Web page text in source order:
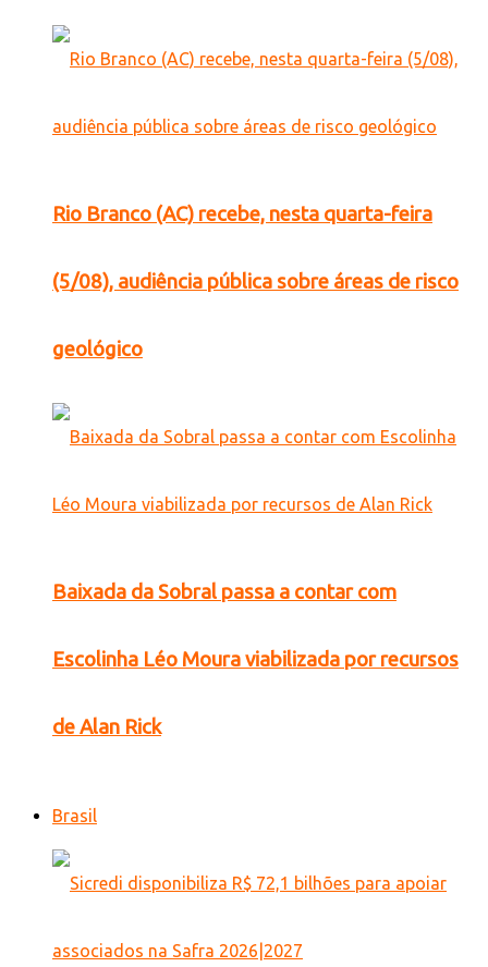
Rio Branco (AC) recebe, nesta quarta-feira
(5/08), audiência pública sobre áreas de risco
geológico
Baixada da Sobral passa a contar com
Escolinha Léo Moura viabilizada por recursos
de Alan Rick
Brasil